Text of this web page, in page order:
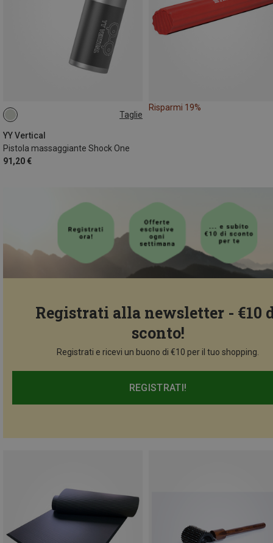
Taglie
YY Vertical
Pistola massaggiante Shock One
91,20 €
ONE SIZE
Risparmi 19%
Registrati alla newsletter - €10
sconto!
Registrati e ricevi un buono di €10 per il tuo shopping.
REGISTRATI!